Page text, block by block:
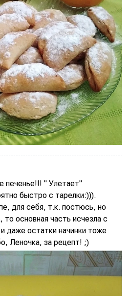
печенье!!! " Улетает"
быстро с тарелки:))).
для себя, т.к. постюсь, но
то основная часть исчезла с
даже остатки начинки тоже
Леночка, за рецепт! ;)